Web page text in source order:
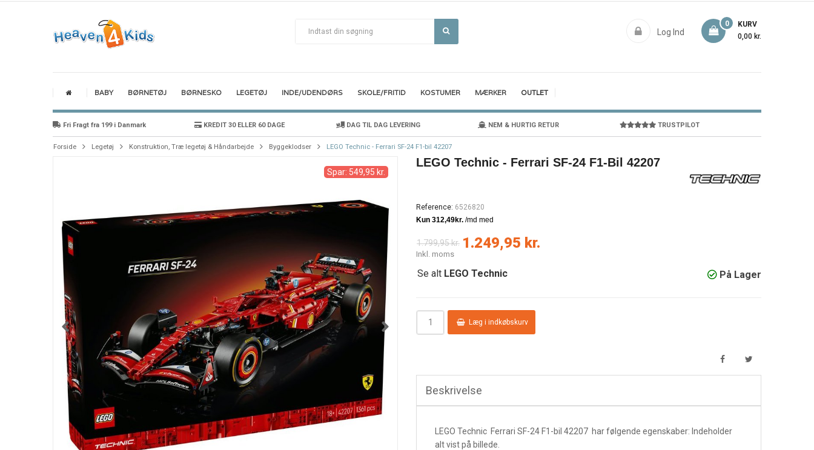
Log Ind
KURV
0
0,00 kr.
BABY BØRNETØJ BØRNESKO LEGETØJ INDE/UDENDØRS SKOLE/FRITID KOSTUMER MÆRKER OUTLET
Fri Fragt fra 199 i Danmark KREDIT 30 ELLER 60 DAGE DAG TIL DAG LEVERING NEM & HURTIG RETUR TRUSTPILOT
Forside Legetøj Konstruktion, Træ legetøj & Håndarbejde Byggeklodser LEGO Technic - Ferrari SF-24 F1-bil 42207
Spar: 549,95 kr.
LEGO Technic - Ferrari SF-24 F1-Bil 42207
Reference: 6526820
1.799,95 kr. 1.249,95 kr.
Inkl. moms
Se alt LEGO Technic På Lager
Læg i indkøbskurv
Beskrivelse
LEGO Technic Ferrari SF-24 F1-bil 42207 har følgende egenskaber: Indeholder
alt vist på billede.